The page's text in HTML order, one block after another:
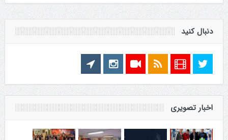
دنبال کنید
اخبار تصویری